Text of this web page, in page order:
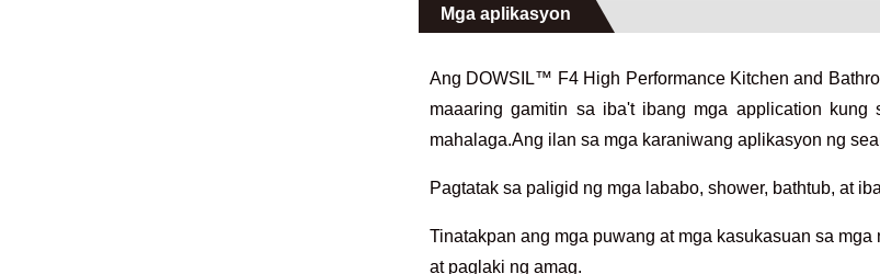
Mga aplikasyon
Ang DOWSIL™ F4 High Performance Kitchen and
maaaring gamitin sa iba't ibang mga application
mahalaga.Ang ilan sa mga karaniwang aplikasyon ng
Pagtatak sa paligid ng mga lababo, shower, bathtub, at
Tinatakpan ang mga puwang at mga kasukasuan sa
at paglaki ng amag.